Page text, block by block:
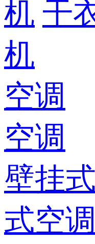
机 干
机
空调
空调
壁挂
式空调